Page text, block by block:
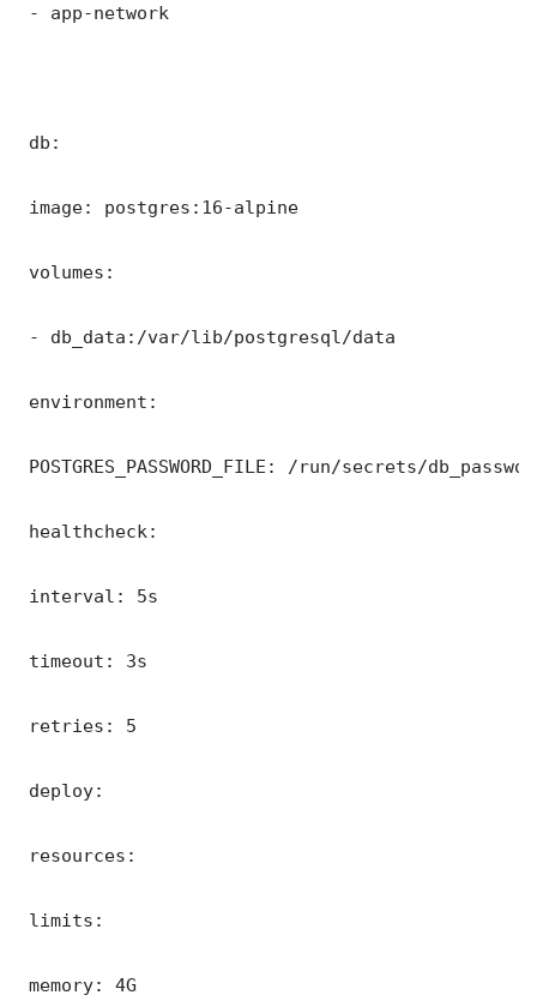
- app-network
db:
image: postgres:16-alpine
volumes:
- db_data:/var/lib/postgresql/data
environment:
POSTGRES_PASSWORD_FILE: /run/secrets/
healthcheck:
interval: 5s
timeout: 3s
retries: 5
deploy:
resources:
limits:
memory: 4G